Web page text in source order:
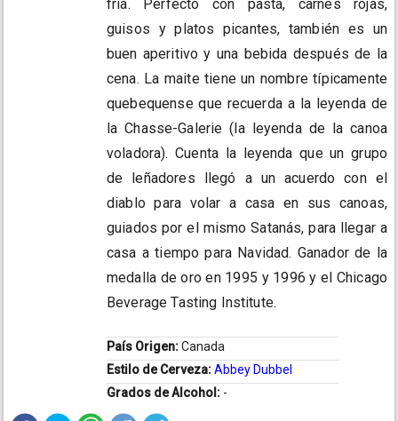
fría. Perfecto con pasta, carnes rojas,
guisos y platos picantes, también es un
buen aperitivo y una bebida después de la
cena. La maite tiene un nombre típicamente
quebequense que recuerda a la leyenda de
la Chasse-Galerie (la leyenda de la canoa
voladora). Cuenta la leyenda que un grupo
de leñadores llegó a un acuerdo con el
diablo para volar a casa en sus canoas,
guiados por el mismo Satanás, para llegar a
casa a tiempo para Navidad. Ganador de la
medalla de oro en 1995 y 1996 y el Chicago
Beverage Tasting Institute.
País Origen:Canada
Estilo de Cerveza:Abbey Dubbel
Grados de Alcohol: -